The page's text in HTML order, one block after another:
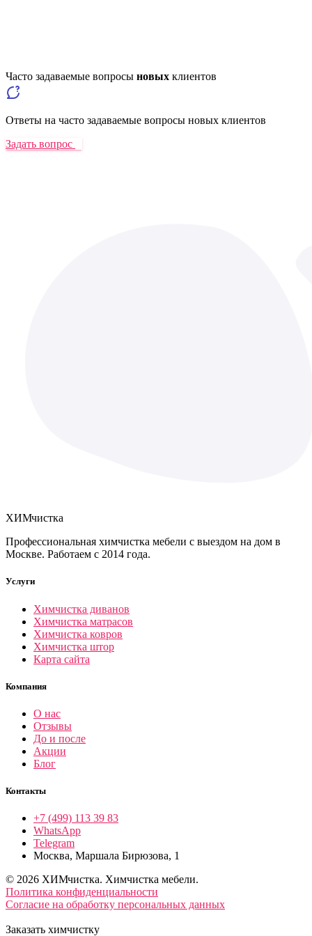
Часто задаваемые вопросы новых клиентов
Ответы на часто задаваемые вопросы новых клиентов
Задать вопрос
ХИМчистка
Профессиональная химчистка мебели с выездом на дом в
Москве. Работаем с 2014 года.
Услуги
Химчистка диванов
Химчистка матрасов
Химчистка ковров
Химчистка штор
Карта сайта
Компания
О нас
Отзывы
До и после
Акции
Блог
Контакты
+7 (499) 113 39 83
WhatsApp
Telegram
Москва, Маршала Бирюзова, 1
© 2026 ХИМчистка. Химчистка мебели.
Политика конфиденциальности
Согласие на обработку персональных данных
Заказать химчистку